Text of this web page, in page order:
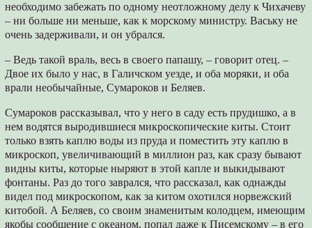
необходимо забежать по одному неотложному делу к Чихачеву
– ни больше ни меньше, как к морскому министру. Ваську не
очень задерживали, и он убрался.
– Ведь такой враль, весь в своего папашу, – говорит отец. –
Двое их было у нас, в Галичском уезде, и оба моряки, и оба
врали необычайные, Сумароков и Беляев.
Сумароков рассказывал, что у него в саду есть прудишко, а в
нем водятся выродившиеся микроскопические киты. Стоит
только взять каплю воды из пруда и поместить эту каплю в
микроскоп, увеличивающий в миллион раз, как сразу бывают
видны киты, которые ныряют в этой капле и выкидывают
фонтаны. Раз до того заврался, что рассказал, как однажды
видел под микроскопом, как за китом охотился норвежский
китобой. А Беляев, со своим знаменитым колодцем, имеющим
якобы сообщение с океаном, попал даже к Писемскому – в его